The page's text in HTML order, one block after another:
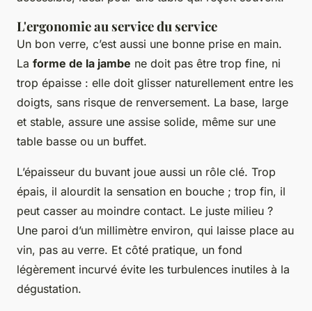
L'ergonomie au service du service
Un bon verre, c’est aussi une bonne prise en main.
La forme de la jambe ne doit pas être trop fine, ni
trop épaisse : elle doit glisser naturellement entre les
doigts, sans risque de renversement. La base, large
et stable, assure une assise solide, même sur une
table basse ou un buffet.
L’épaisseur du buvant joue aussi un rôle clé. Trop
épais, il alourdit la sensation en bouche ; trop fin, il
peut casser au moindre contact. Le juste milieu ?
Une paroi d’un millimètre environ, qui laisse place au
vin, pas au verre. Et côté pratique, un fond
légèrement incurvé évite les turbulences inutiles à la
dégustation.